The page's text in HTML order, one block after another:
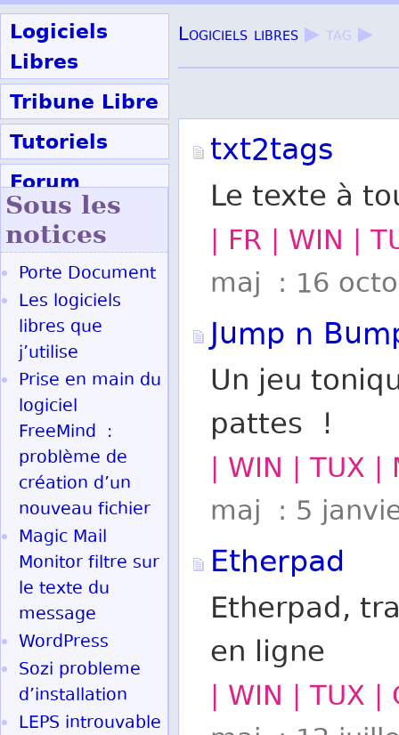
Logiciels
Libres
Tribune Libre
Tutoriels
Forum
Participer
Logiciels libres ▶ tag ▶
txt2tags
Le texte à
| FR | WIN |
maj : 16
Jump n
Un jeu
pattes !
| WIN | TUX |
maj : 5
Etherpad
Etherpad,
en ligne
| WIN | TUX |
Sous les
notices
Porte Document
Les logiciels
libres que
j’utilise
Prise en main du
logiciel
FreeMind :
problème de
création d’un
nouveau fichier
Magic Mail
Monitor filtre sur
le texte du
message
WordPress
Sozi probleme
d’installation
LEPS introuvable